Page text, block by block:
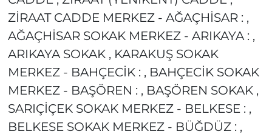
ZİRAAT CADDE MERKEZ - AĞAÇHİSAR : ,
AĞAÇHİSAR SOKAK MERKEZ - ARIKAYA : ,
ARIKAYA SOKAK , KARAKUŞ SOKAK
MERKEZ - BAHÇECİK : , BAHÇECİK SOKAK
MERKEZ - BAŞÖREN : , BAŞÖREN SOKAK ,
SARIÇİÇEK SOKAK MERKEZ - BELKESE : ,
BELKESE SOKAK MERKEZ - BÜĞDÜZ : ,